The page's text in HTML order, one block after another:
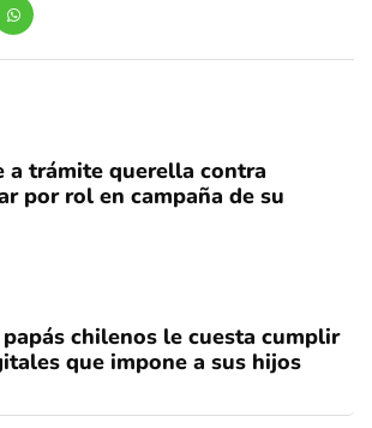
a trámite querella contra
por rol en campaña de su
chilenos le cuesta cumplir
que impone a sus hijos